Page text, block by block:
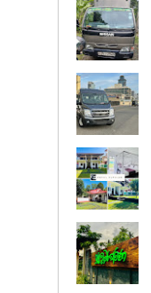
: Vehicles ...
Home and Garde...